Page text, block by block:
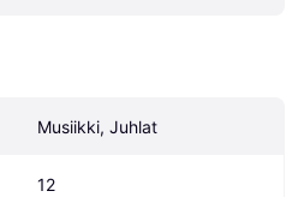
Musiikki, Juhlat
12